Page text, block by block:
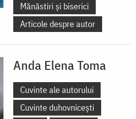
Mănăstiri și biserici
Articole despre autor
Anda Elena Toma
Cuvinte ale autorului
Cuvinte duhovnicești